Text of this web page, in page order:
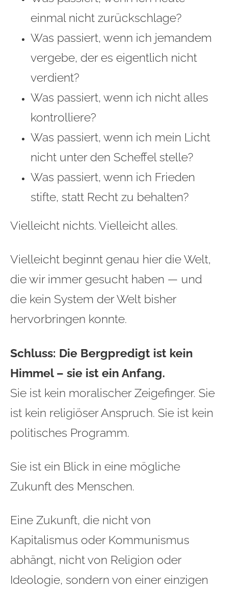
einmal nicht zurückschlage?
Was passiert, wenn ich jemandem
vergebe, der es eigentlich nicht
verdient?
Was passiert, wenn ich nicht alles
kontrolliere?
Was passiert, wenn ich mein Licht
nicht unter den Scheffel stelle?
Was passiert, wenn ich Frieden
stifte, statt Recht zu behalten?
Vielleicht nichts. Vielleicht alles.
Vielleicht beginnt genau hier die Welt,
die wir immer gesucht haben — und
die kein System der Welt bisher
hervorbringen konnte.
Schluss: Die Bergpredigt ist kein
Himmel – sie ist ein Anfang.
Sie ist kein moralischer Zeigefinger. Sie
ist kein religiöser Anspruch. Sie ist kein
politisches Programm.
Sie ist ein Blick in eine mögliche
Zukunft des Menschen.
Eine Zukunft, die nicht von
Kapitalismus oder Kommunismus
abhängt, nicht von Religion oder
Ideologie, sondern von einer einzigen